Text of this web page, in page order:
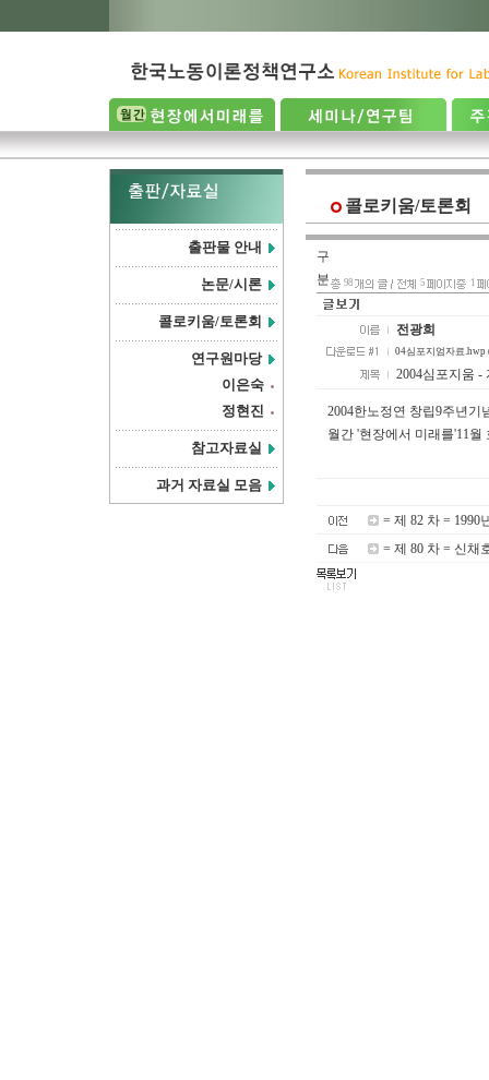
출판물 안내
논문/시론
콜로키움/토론회
연구원마당
이은숙
정현진
참고자료실
과거 자료실 모음
콜로키움/토론회
구
분
98 5 1
전광희
04심포지엄자료.hwp
2004심포지움 -
2004한노정연 창립9주년기
월간 '현장에서 미래를'11월
= 제 82 차 = 1990
= 제 80 차 = 신채